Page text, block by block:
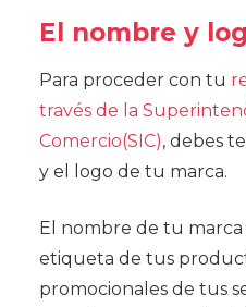
El nombre y
Para proceder con tu
través de la
Comercio(SIC), debes
y el logo de tu marca.
El nombre de tu
etiqueta de tus
promocionales de tus